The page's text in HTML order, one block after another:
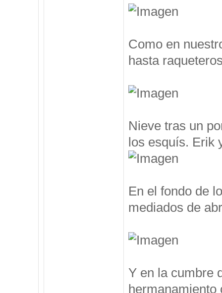
Como en
hasta
Nieve tras un
los esquís. Erik
En el fondo de
mediados de
Y en la cumbre
hermanamiento